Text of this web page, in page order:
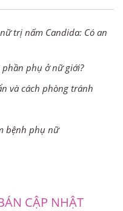
trị nấm Candida: Có an
phụ ở nữ giới?
và cách phòng tránh
bệnh phụ nữ
CẬP NHẬT